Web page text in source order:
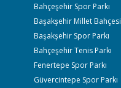
Bahçeşehir Spor Parkı
Başakşehir Millet
Başakşehir Spor Parkı
Bahçeşehir Tenis Parkı
Fenertepe Spor Parkı
Güvercintepe Spor Parkı